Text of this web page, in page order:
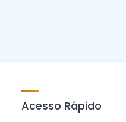
Acesso Rápido